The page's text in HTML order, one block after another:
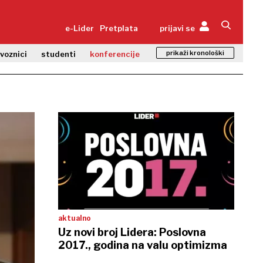
e-Lider Pretplata prijavi se
studenti konferencije prikaži kronološki
aktualno
Uz novi broj Lidera: Poslovna
2017., godina na valu optimizma